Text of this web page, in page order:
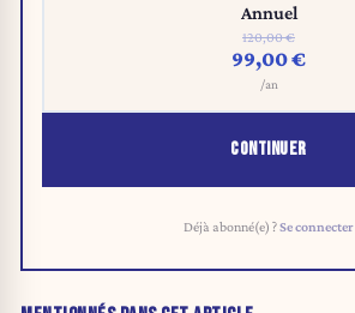
Annuel
120,00 €
99,00 €
/an
CONTINUER
Déjà abonné(e) ?Se connecter